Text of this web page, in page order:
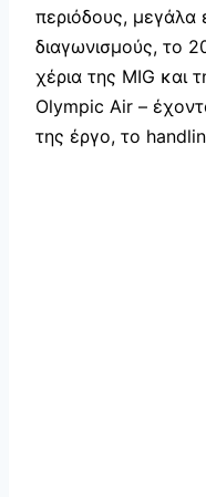
περιόδους, μεγάλα
διαγωνισμούς, το
χέρια της MIG και
Olympic Air –
της έργο, τo